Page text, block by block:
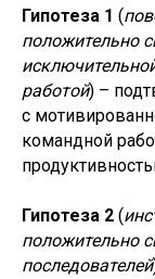
Гипотеза 1 (
положительно
работой) –
с
командной
Гипотеза 2 (
положительно
последователей